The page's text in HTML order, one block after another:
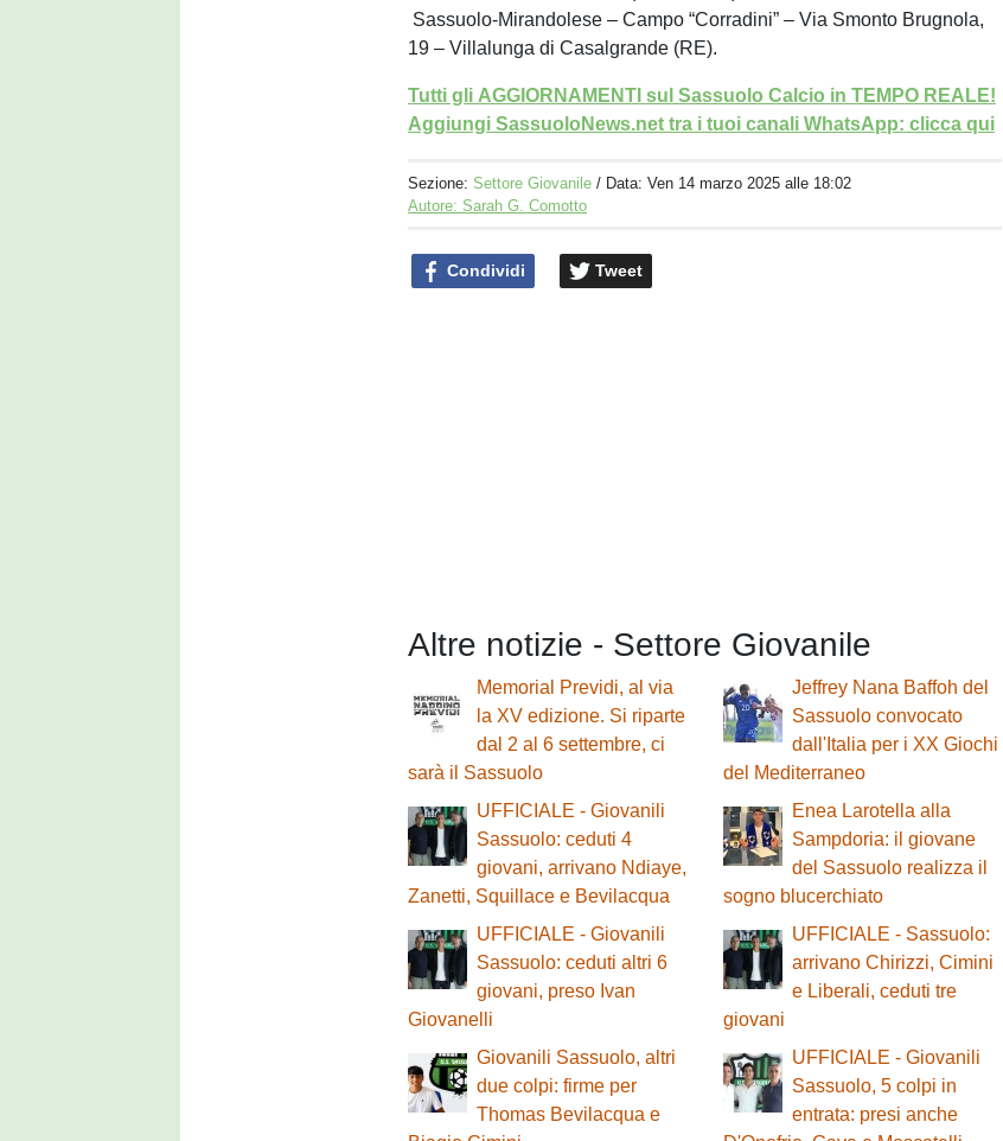
Sassuolo-Mirandolese – Campo “Corradini” – Via Smonto Brugnola,
19 – Villalunga di Casalgrande (RE).
Tutti gli AGGIORNAMENTI sul Sassuolo Calcio in TEMPO REALE!
Aggiungi SassuoloNews.net tra i tuoi canali WhatsApp: clicca qui
Sezione:Settore Giovanile / Data:Ven 14 marzo 2025 alle 18:02
Autore: Sarah G. Comotto
Condividi Tweet
Altre notizie - Settore Giovanile
Memorial Previdi, al via
la XV edizione. Si riparte
dal 2 al 6 settembre, ci
sarà il Sassuolo
Jeffrey Nana Baffoh del
Sassuolo convocato
dall'Italia per i XX Giochi
del Mediterraneo
UFFICIALE - Giovanili
Sassuolo: ceduti 4
giovani, arrivano Ndiaye,
Zanetti, Squillace e Bevilacqua
Enea Larotella alla
Sampdoria: il giovane
del Sassuolo realizza il
sogno blucerchiato
UFFICIALE - Giovanili
Sassuolo: ceduti altri 6
giovani, preso Ivan
Giovanelli
UFFICIALE - Sassuolo:
arrivano Chirizzi, Cimini
e Liberali, ceduti tre
giovani
Giovanili Sassuolo, altri
due colpi: firme per
Thomas Bevilacqua e
UFFICIALE - Giovanili
Sassuolo, 5 colpi in
entrata: presi anche